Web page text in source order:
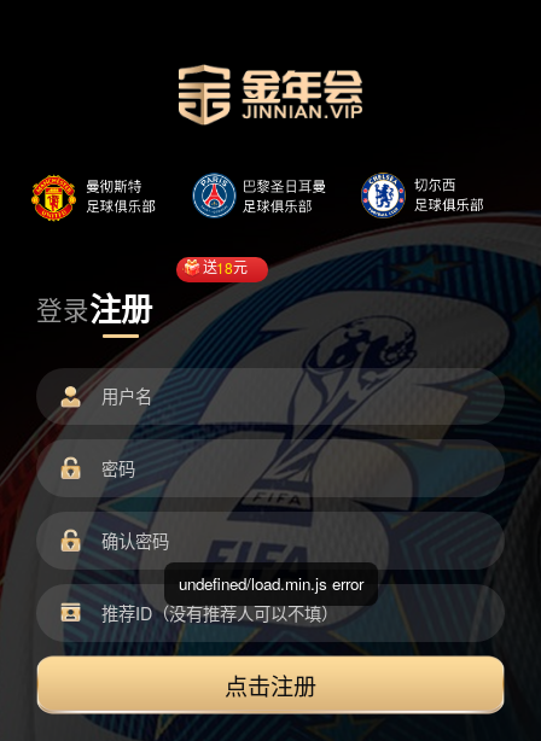
登录注册
送18元
点击注册
undefined/load.min.js error